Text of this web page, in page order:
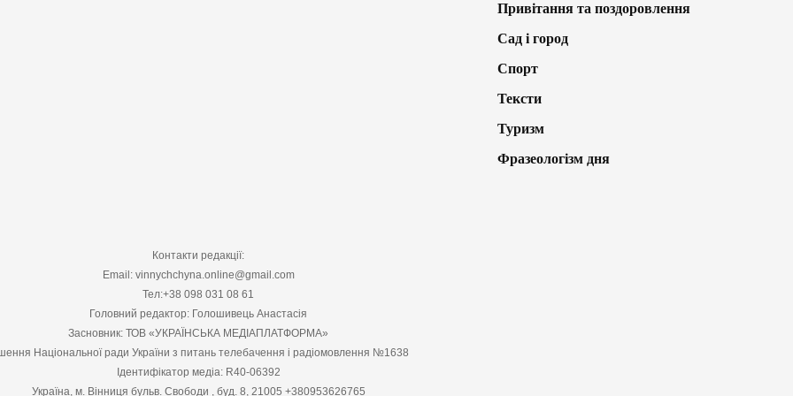
Привітання та поздоровлення
Сад і город
Спорт
Тексти
Туризм
Фразеологізм дня
Контакти редакції:
Email: vinnychchyna.online@gmail.com
Тел:+38 098 031 08 61
Головний редактор: Голошивець Анастасія
Засновник: ТОВ «УКРАЇНСЬКА МЕДІАПЛАТФОРМА»
Національної ради України з питань телебачення і радіомовлення №1638
Ідентифікатор медіа: R40-06392
Україна, м. Вінниця бульв. Свободи , буд. 8, 21005 +380953626765